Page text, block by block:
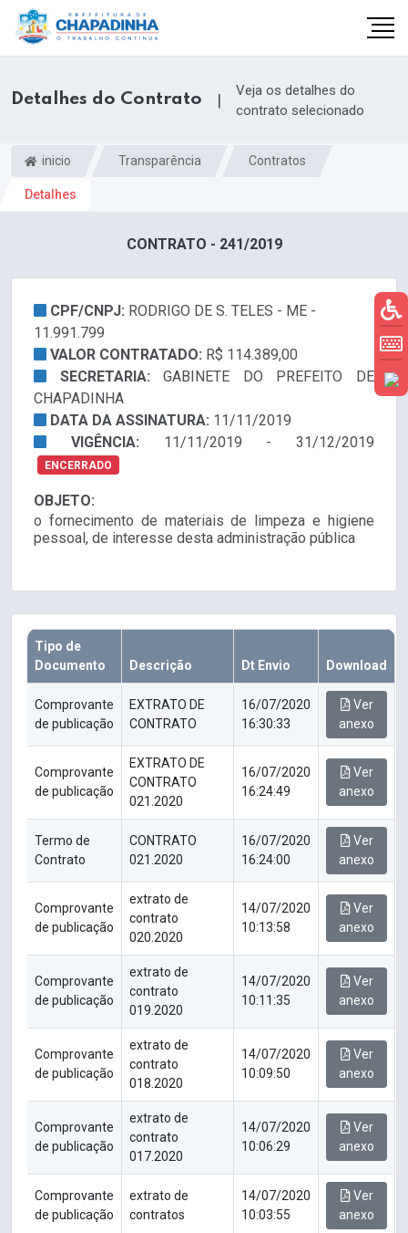
Detalhes do Contrato |
Veja os detalhes do
contrato selecionado
inicio Transparência Contratos
Detalhes
CONTRATO - 241/2019
CPF/CNPJ: RODRIGO DE S. TELES - ME -
11.991.799
VALOR CONTRATADO: R$ 114.389,00
SECRETARIA:GABINETE DO PREFEITO DE
CHAPADINHA
DATA DA ASSINATURA: 11/11/2019
VIGÊNCIA: 11/11/2019 - 31/12/2019
ENCERRADO
OBJETO:
o fornecimento de materiais de limpeza e higiene
pessoal, de interesse desta administração pública
Tipo de
Documento
Descrição Dt Envio Download
Comprovante
de publicação
EXTRATO DE
CONTRATO
16/07/2020
16:30:33
Ver
anexo
Comprovante
de publicação
EXTRATO DE
CONTRATO
021.2020
16/07/2020
16:24:49
Ver
anexo
Termo de
Contrato
CONTRATO
021.2020
16/07/2020
16:24:00
Ver
anexo
Comprovante
de publicação
extrato de
contrato
020.2020
14/07/2020
10:13:58
Ver
anexo
Comprovante
de publicação
extrato de
contrato
019.2020
14/07/2020
10:11:35
Ver
anexo
Comprovante
de publicação
extrato de
contrato
018.2020
14/07/2020
10:09:50
Ver
anexo
Comprovante
de publicação
extrato de
contrato
017.2020
14/07/2020
10:06:29
Ver
anexo
Comprovante
de publicação
extrato de
contratos
14/07/2020
10:03:55
Ver
anexo